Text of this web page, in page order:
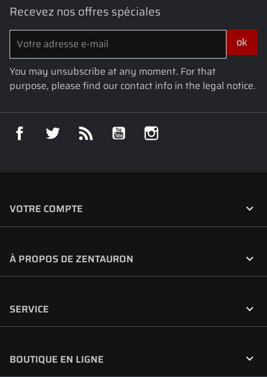
Recevez nos offres spéciales
You may unsubscribe at any moment. For that
purpose, please find our contact info in the legal notice.
Facebook Twitter YouTube
VOTRE COMPTE 
À PROPOS DE ZENTAURON 
SERVICE 
BOUTIQUE EN LIGNE 